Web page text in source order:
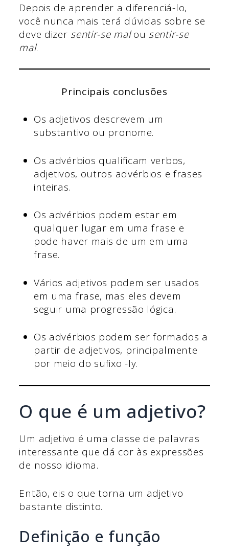
Depois de aprender a diferenciá-lo,
você nunca mais terá dúvidas sobre se
deve dizer sentir-se malou sentir-se
mal.
Principais conclusões
Os adjetivos descrevem um
substantivo ou pronome.
Os advérbios qualificam verbos,
adjetivos, outros advérbios e frases
inteiras.
Os advérbios podem estar em
qualquer lugar em uma frase e
pode haver mais de um em uma
frase.
Vários adjetivos podem ser usados
em uma frase, mas eles devem
seguir uma progressão lógica.
Os advérbios podem ser formados a
partir de adjetivos, principalmente
por meio do sufixo -ly.
O que é um adjetivo?
Um adjetivo é uma classe de palavras
interessante que dá cor às expressões
de nosso idioma.
Então, eis o que torna um adjetivo
bastante distinto.
Definição e função